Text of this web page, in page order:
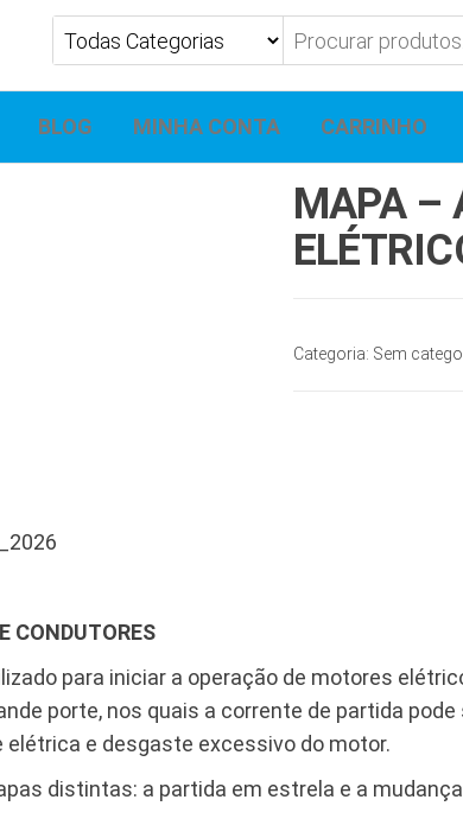
BLOG MINHA CONTA CARRINHO
MAPA –
Categoria: Sem
CONDUTORES
para iniciar a operação de motores
porte, nos quais a corrente de partida
e desgaste excessivo do motor.
distintas: a partida em estrela e a